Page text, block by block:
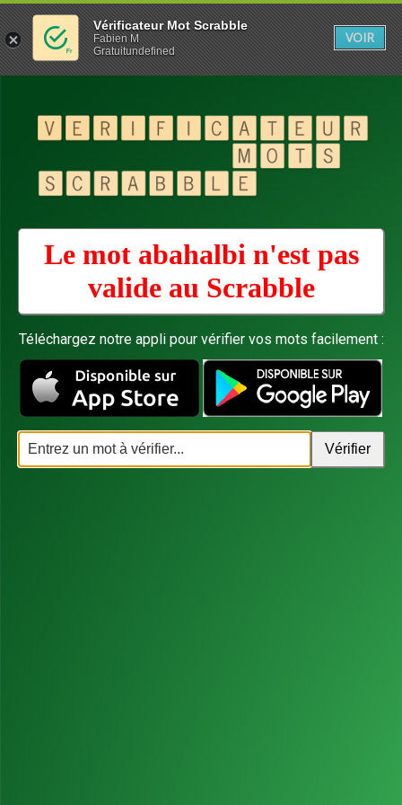
Le mot abahalbi n'est pas
valide au Scrabble
Téléchargez notre appli pour vérifier vos mots facilement :
Vérificateur Mot Scrabble
Fabien M
Gratuitundefined
VOIR